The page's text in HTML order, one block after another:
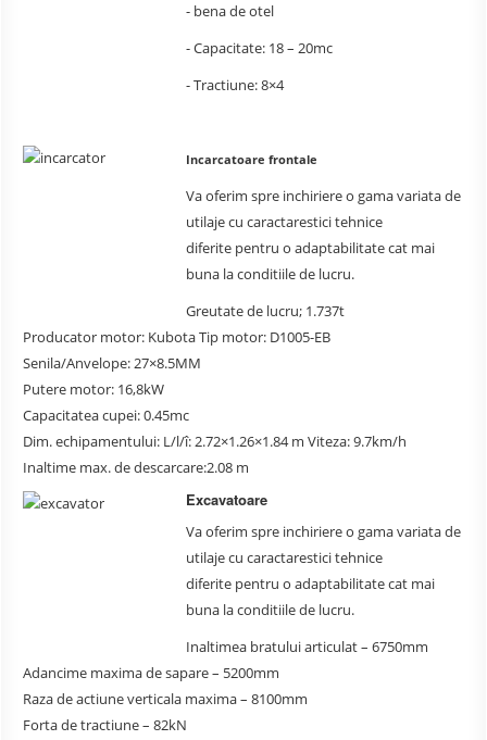
- bena de otel
- Capacitate: 18 – 20mc
- Tractiune: 8×4
Incarcatoare frontale
Va oferim spre inchiriere o gama variata de
utilaje cu caractarestici tehnice
diferite pentru o adaptabilitate cat mai
buna la conditiile de lucru.
Greutate de lucru; 1.737t
Producator motor: Kubota Tip motor: D1005-EB
Senila/Anvelope: 27×8.5MM
Putere motor: 16,8kW
Capacitatea cupei: 0.45mc
Dim. echipamentului: L/l/î: 2.72×1.26×1.84 m Viteza: 9.7km/h
Inaltime max. de descarcare:2.08 m
Excavatoare
Va oferim spre inchiriere o gama variata de
utilaje cu caractarestici tehnice
diferite pentru o adaptabilitate cat mai
buna la conditiile de lucru.
Inaltimea bratului articulat – 6750mm
Adancime maxima de sapare – 5200mm
Raza de actiune verticala maxima – 8100mm
Forta de tractiune – 82kN